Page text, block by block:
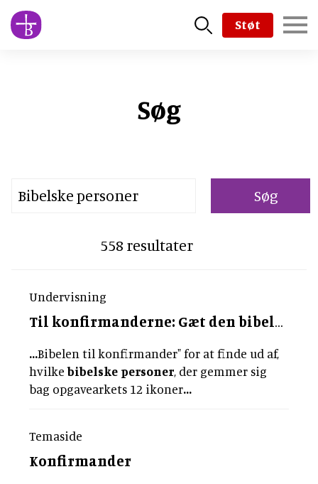
Skip
to
Støt
Søg
Searchstring the bible
558 resultater
Undervisning
Til konfirmanderne: Gæt denbibelske
...Bibelen til konfirmander" for at finde ud af,
hvilkebibelske personer, der gemmer sig
bag opgavearkets 12 ikoner...
Temaside
Konfirmander